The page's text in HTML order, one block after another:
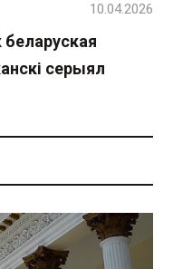
беларуская
серыял
10.04.2026